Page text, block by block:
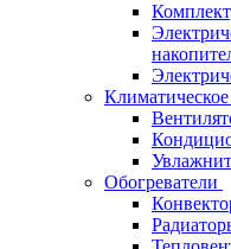
Обогреватели